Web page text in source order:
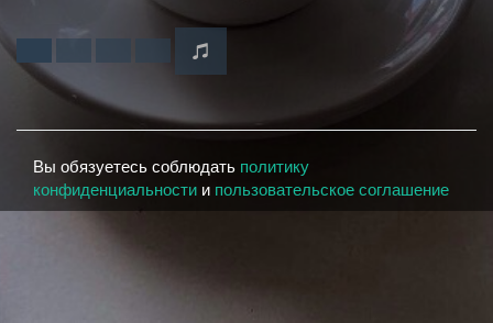
Вы обязуетесь соблюдать политику
конфиденциальности и пользовательское соглашение